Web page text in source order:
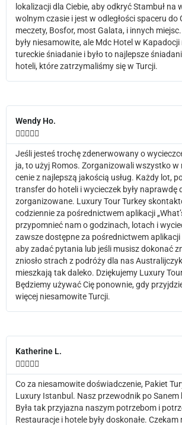
lokalizacji dla Ciebie, aby odkryć Stambuł na
wolnym czasie i jest w odległości spaceru do
meczety, Bosfor, most Galata, i innych
były niesamowite, ale Mdc Hotel w
tureckie śniadanie i było to najlepsze
hoteli, które zatrzymaliśmy się w Turcji.
Wendy Ho.

Jeśli jesteś trochę zdenerwowany o
ja, to użyj Romos. Zorganizowali wszystko w
cenie z najlepszą jakością usług. Każdy lot,
transfer do hoteli i wycieczek były naprawdę
zorganizowane. Luxury Tour Turkey
codziennie za pośrednictwem aplikacji
przypomnieć nam o godzinach, lotach i
zawsze dostępne za pośrednictwem aplikacji
aby zadać pytania lub jeśli musisz dokonać
zniosło strach z podróży dla nas
mieszkają tak daleko. Dziękujemy Luxury
Będziemy używać Cię ponownie, gdy
więcej niesamowite Turcji.
Katherine L.

Co za niesamowite doświadczenie, Pakiet
Luxury Istanbul. Nasz przewodnik po Sanem
Była tak przyjazna naszym potrzebom i
Restauracje i hotele były doskonałe.